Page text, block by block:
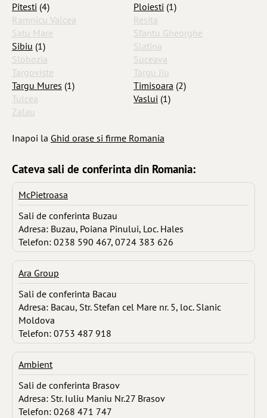
Pitesti (4) Ploiesti (1)
Ramnicu Valcea
Resita
Satu Mare
Sfantu Gheorghe
Sibiu (1)
Slatina
Slobozia
Suceava
Targoviste
Targu Jiu
Targu Mures (1) Timisoara (2)
Tulcea
Vaslui (1)
Zalau
Inapoi la Ghid orase si firme Romania
Cateva sali de conferinta din Romania:
McPietroasa
Sali de conferinta Buzau
Adresa: Buzau, Poiana Pinului, Loc. Hales
Telefon: 0238 590 467, 0724 383 626
Ara Group
Sali de conferinta Bacau
Adresa: Bacau, Str. Stefan cel Mare nr. 5, loc. Slanic
Moldova
Telefon: 0753 487 918
Ambient
Sali de conferinta Brasov
Adresa: Str. Iuliu Maniu Nr.27 Brasov
Telefon: 0268 471 747